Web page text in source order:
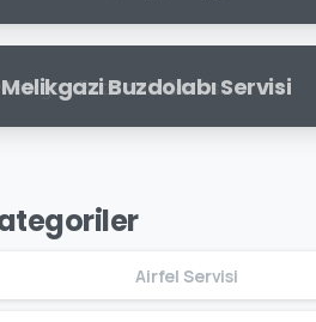
Melikgazi Buzdolabı Servisi
Airfel Servisi